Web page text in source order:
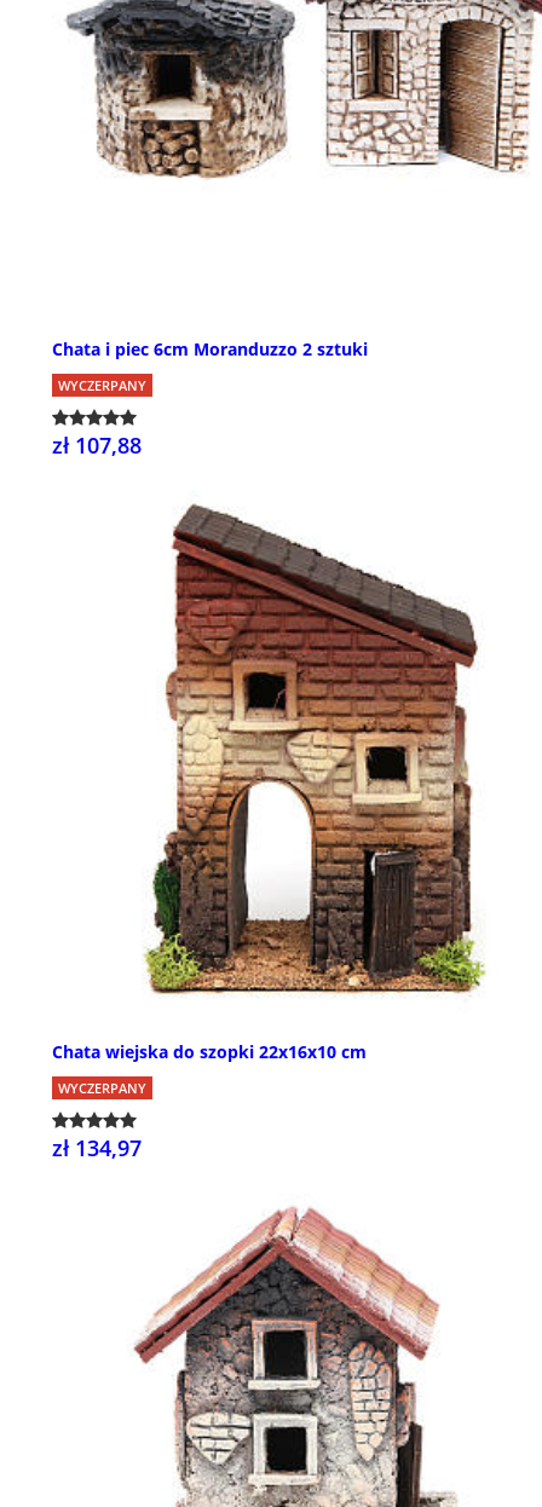
Chata i piec 6cm Moranduzzo 2 sztuki
WYCZERPANY
zł 107,88
Chata wiejska do szopki 22x16x10 cm
WYCZERPANY
zł 134,97